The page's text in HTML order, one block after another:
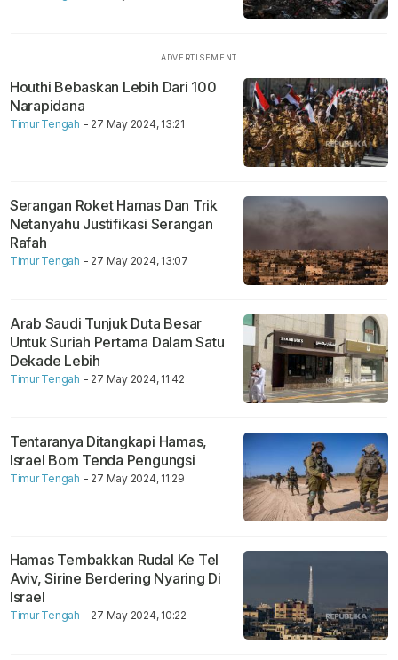
Houthi Bebaskan Lebih Dari 100
Narapidana
Timur Tengah - 27 May 2024, 13:21
Serangan Roket Hamas Dan Trik
Netanyahu Justifikasi Serangan
Rafah
Timur Tengah - 27 May 2024, 13:07
Arab Saudi Tunjuk Duta Besar
Untuk Suriah Pertama Dalam Satu
Dekade Lebih
Timur Tengah - 27 May 2024, 11:42
Tentaranya Ditangkapi Hamas,
Israel Bom Tenda Pengungsi
Timur Tengah - 27 May 2024, 11:29
Hamas Tembakkan Rudal Ke Tel
Aviv, Sirine Berdering Nyaring Di
Israel
Timur Tengah - 27 May 2024, 10:22